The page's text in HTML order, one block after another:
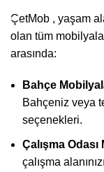
ÇetMob , yaşam
olan tüm
arasında:
Bahçe
Bahçeniz veya
seçenekleri.
Çalışma Odası
çalışma